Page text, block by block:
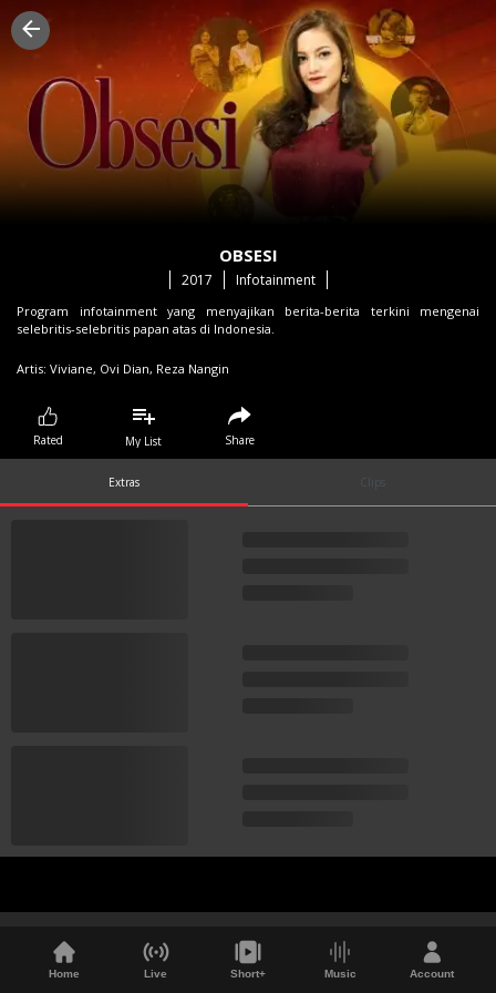
OBSESI
2017 Infotainment
Program infotainment yang menyajikan berita-berita terkini mengenai
selebritis-selebritis papan atas di Indonesia.
Artis: Viviane, Ovi Dian, Reza Nangin
Rated My List Share
Extras Clips
Home Live Short+ Music Account